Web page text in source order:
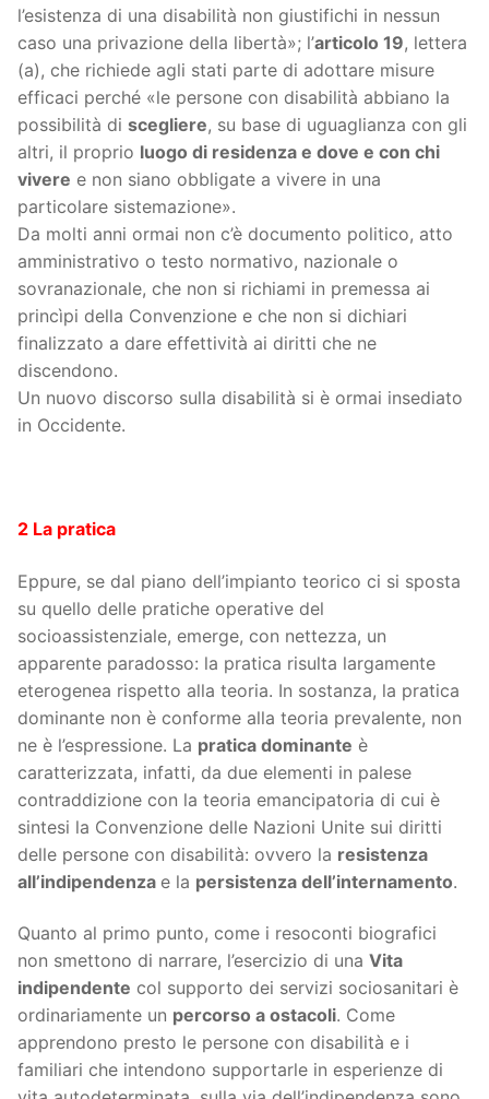
l’esistenza di una disabilità non giustifichi in nessun
caso una privazione della libertà»; l’articolo 19, lettera
(a), che richiede agli stati parte di adottare misure
efficaci perché «le persone con disabilità abbiano la
possibilità di scegliere, su base di uguaglianza con gli
altri, il proprio luogo di residenza e dove e con chi
vivere e non siano obbligate a vivere in una
particolare sistemazione».
Da molti anni ormai non c’è documento politico, atto
amministrativo o testo normativo, nazionale o
sovranazionale, che non si richiami in premessa ai
princìpi della Convenzione e che non si dichiari
finalizzato a dare effettività ai diritti che ne
discendono.
Un nuovo discorso sulla disabilità si è ormai insediato
in Occidente.
2 La pratica
Eppure, se dal piano dell’impianto teorico ci si sposta
su quello delle pratiche operative del
socioassistenziale, emerge, con nettezza, un
apparente paradosso: la pratica risulta largamente
eterogenea rispetto alla teoria. In sostanza, la pratica
dominante non è conforme alla teoria prevalente, non
ne è l’espressione. La pratica dominante è
caratterizzata, infatti, da due elementi in palese
contraddizione con la teoria emancipatoria di cui è
sintesi la Convenzione delle Nazioni Unite sui diritti
delle persone con disabilità: ovvero la resistenza
all’indipendenza e la persistenza dell’internamento.
Quanto al primo punto, come i resoconti biografici
non smettono di narrare, l’esercizio di una Vita
indipendente col supporto dei servizi sociosanitari è
ordinariamente un percorso a ostacoli. Come
apprendono presto le persone con disabilità e i
familiari che intendono supportarle in esperienze di